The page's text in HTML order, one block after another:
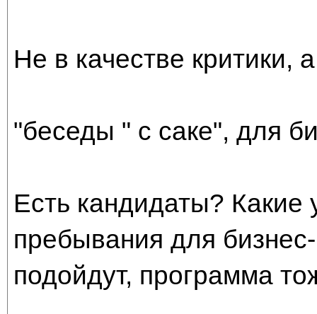
Не в качестве критики,
"беседы " с саке", для
Есть кандидаты?
пребывания для
подойдут, программа